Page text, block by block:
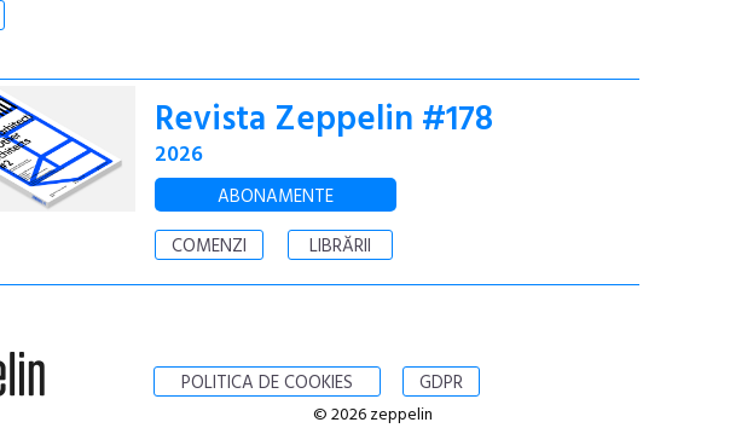
Revista Zeppelin #178
2026
ABONAMENTE
COMENZI
LIBRĂRII
POLITICA DE COOKIES GDPR
© 2026 zeppelin